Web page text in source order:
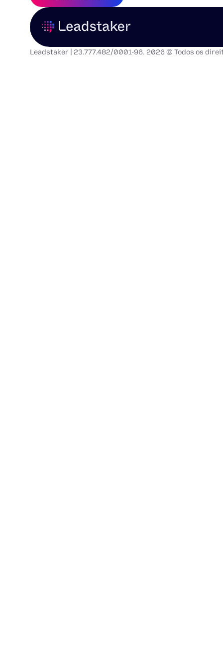
Leadstaker | 23.777.482/0001-96. 2026 © Todos os